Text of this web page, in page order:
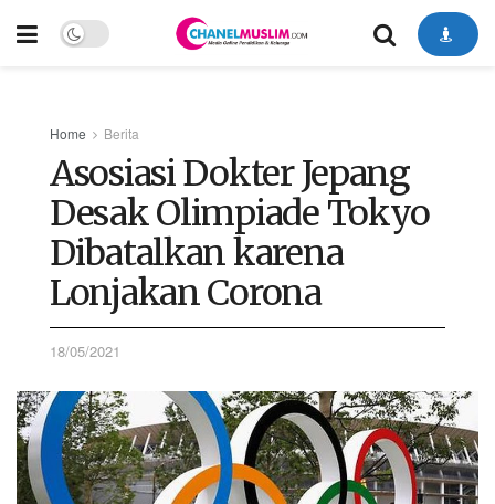
Home Berita
Asosiasi Dokter Jepang
Desak Olimpiade Tokyo
Dibatalkan karena
Lonjakan Corona
18/05/2021